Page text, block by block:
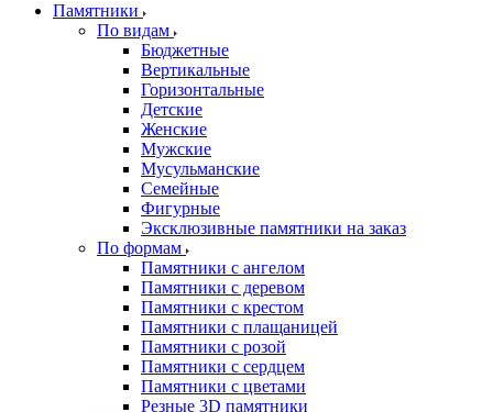
Памятники
По видам
Бюджетные
Вертикальные
Горизонтальные
Детские
Женские
Мужские
Мусульманские
Семейные
Фигурные
Эксклюзивные памятники на заказ
По формам
Памятники с ангелом
Памятники с деревом
Памятники с крестом
Памятники с плащаницей
Памятники с розой
Памятники с сердцем
Памятники с цветами
Резные 3D памятники